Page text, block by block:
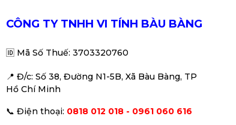
CÔNG TY TNHH VI TÍNH BÀU BÀNG
🆔 Mã Số Thuế: 3703320760
📍 Đ/c: Số 38, Đường N1-5B, Xã Bàu Bàng, TP
Hồ Chí Minh
📞 Điện thoại: 0818 012 018 - 0961 060 616